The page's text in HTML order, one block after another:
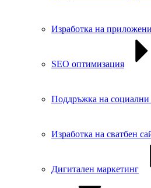
Изработка на
SEO оптимизация
Поддръжка на
Изработка на сватбен
Дигитален маркетинг